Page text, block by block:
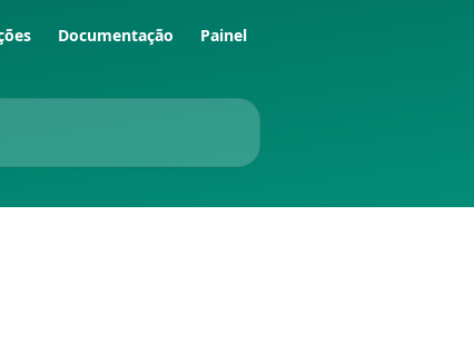
Documentação Painel